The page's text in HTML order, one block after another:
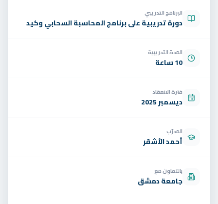
البرنامج التدريبي
دورة تدريبية على برنامج المحاسبة السحابي وكيد
المدة التدريبية
10 ساعة
فترة الانعقاد
ديسمبر 2025
المدرّب
أحمد الأشقر
بالتعاون مع
جامعة دمشق